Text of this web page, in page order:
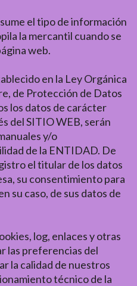
el tipo de información
la mercantil cuando se
web.
en la Ley Orgánica
de Protección de Datos
los datos de carácter
del SITIO WEB, serán
y/o
de la ENTIDAD. De
el titular de los datos
su consentimiento para
su caso, de sus datos de
log, enlaces y otras
las preferencias del
la calidad de nuestros
técnico de la